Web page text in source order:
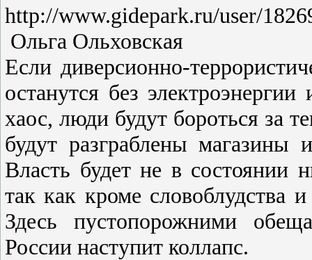
http://www.gidepark.ru/user/
Ольга Ольховская
Если диверсионно-
останутся без
хаос, люди будут бороться за
будут разграблены
Власть будет не в состоянии
так как кроме словоблудства
Здесь пустопорожними
России наступит коллапс.